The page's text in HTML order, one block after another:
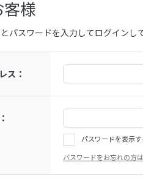
様
パスワードを入力してログインし
ス：
パスワードを表示す
パスワードをお忘れの方